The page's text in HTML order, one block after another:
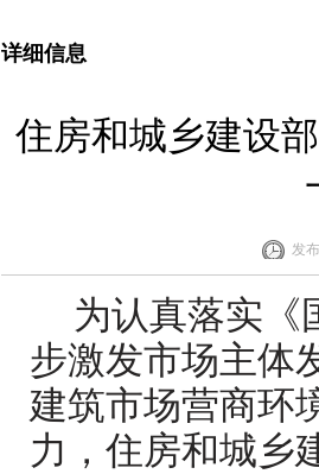
详细信息
住房和城乡建设
发
为认真落实《
步激发市场主体
建筑市场营商环
力，住房和城乡